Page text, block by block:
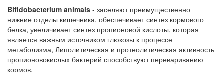
Bifidobacterium animals - заселяют преимущественно
нижние отделы кишечника, обеспечивает синтез кормового
белка, увеличивает синтез пропионовой кислоты, которая
является важным источником глюкозы к процессе
метаболизма, Липолитическая и протеолитическая активность
пропионовокислых бактерий способствуют перевариванию
кормов.